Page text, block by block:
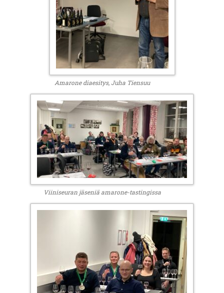
Amarone diaesitys, Juha Tiensuu
Viiniseuran jäseniä amarone-tastingissa